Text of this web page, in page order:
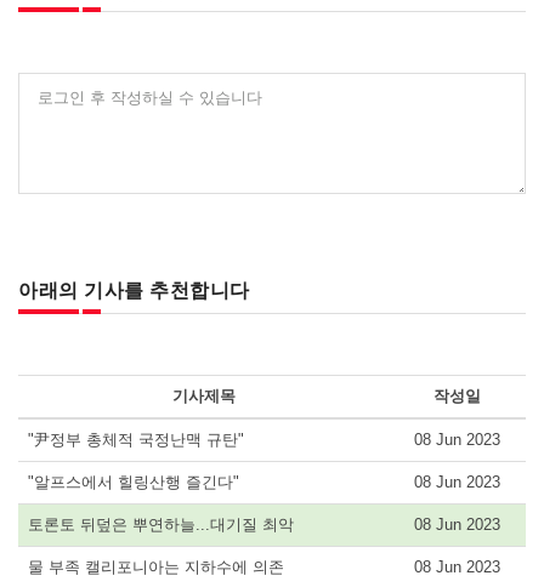
로그인 후 작성하실 수 있습니다
아래의 기사를 추천합니다
기사제목 작성일
"尹정부 총체적 국정난맥 규탄" 08 Jun 2023
"알프스에서 힐링산행 즐긴다" 08 Jun 2023
토론토 뒤덮은 뿌연하늘...대기질 최악 08 Jun 2023
물 부족 캘리포니아는 지하수에 의존 08 Jun 2023